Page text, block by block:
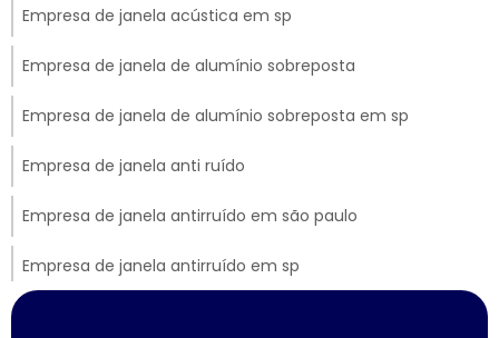
Empresa de janela acústica em sp
Empresa de janela de alumínio sobreposta
Empresa de janela de alumínio sobreposta em sp
Empresa de janela anti ruído
Empresa de janela antirruído em são paulo
Empresa de janela antirruído em sp